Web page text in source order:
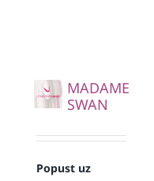
MADAME
SWAN
Popust uz